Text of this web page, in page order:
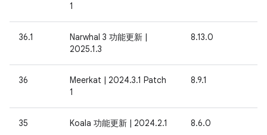
1
36.1
Narwhal 3 功能更新 |
2025.1.3
8.13.0
36
Meerkat | 2024.3.1 Patch
1
8.9.1
35 Koala 功能更新 | 2024.2.1 8.6.0